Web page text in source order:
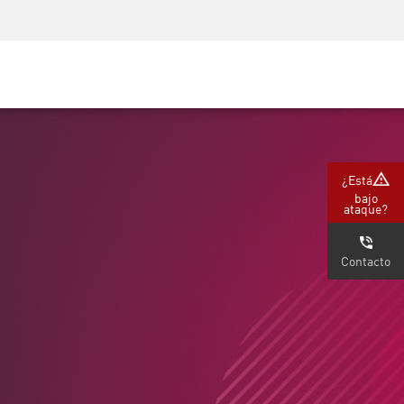
¿Está
bajo
ataque?
Contacto